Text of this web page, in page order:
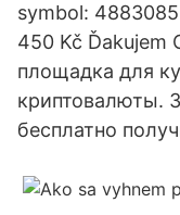
symbol:
450 Kč Ďakujem
площадка для
криптовалюты.
бесплатно